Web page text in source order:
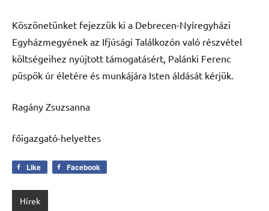
Köszönetünket fejezzük ki a Debrecen-Nyíregyházi
Egyházmegyének az Ifjúsági Találkozón való részvétel
költségeihez nyújtott támogatásért, Palánki Ferenc
püspök úr életére és munkájára Isten áldását kérjük.
Ragány Zsuzsanna
főigazgató-helyettes
Like Facebook
Hírek